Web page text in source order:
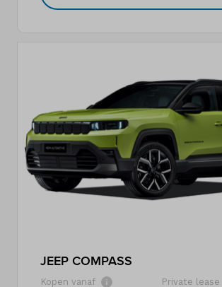
JEEP COMPASS
Kopen vanaf Private lease